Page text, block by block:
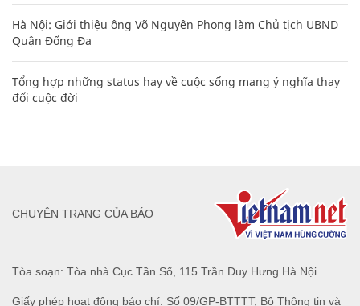
Hà Nội: Giới thiệu ông Võ Nguyên Phong làm Chủ tịch UBND
Quận Đống Đa
Tổng hợp những status hay về cuộc sống mang ý nghĩa thay
đổi cuộc đời
Tòa soạn: Tòa nhà Cục Tần Số, 115 Trần Duy Hưng Hà Nội
Giấy phép hoạt động báo chí: Số 09/GP-BTTTT, Bộ Thông tin và
CHUYÊN TRANG CỦA BÁO